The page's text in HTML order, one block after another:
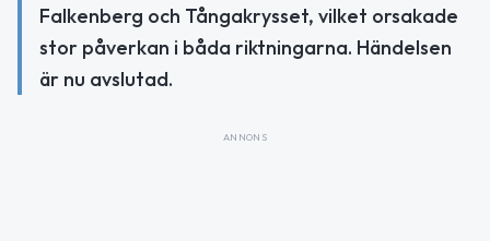
Falkenberg och Tångakrysset, vilket orsakade
stor påverkan i båda riktningarna. Händelsen
är nu avslutad.
ANNONS